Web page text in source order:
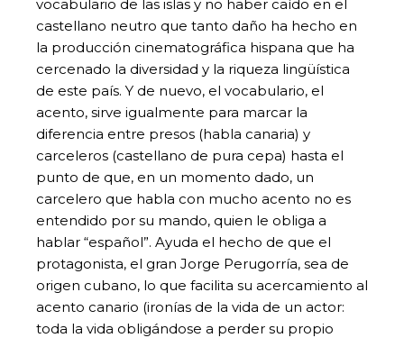
vocabulario de las islas y no haber caído en el
castellano neutro que tanto daño ha hecho en
la producción cinematográfica hispana que ha
cercenado la diversidad y la riqueza lingüística
de este país. Y de nuevo, el vocabulario, el
acento, sirve igualmente para marcar la
diferencia entre presos (habla canaria) y
carceleros (castellano de pura cepa) hasta el
punto de que, en un momento dado, un
carcelero que habla con mucho acento no es
entendido por su mando, quien le obliga a
hablar “español”. Ayuda el hecho de que el
protagonista, el gran Jorge Perugorría, sea de
origen cubano, lo que facilita su acercamiento al
acento canario (ironías de la vida de un actor:
toda la vida obligándose a perder su propio